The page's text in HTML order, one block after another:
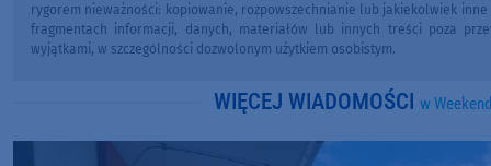
rygorem nieważności: kopiowanie, rozpowszechnianie lub jakiekolwiek
fragmentach informacji, danych, materiałów lub innych treści poza
wyjątkami, w szczególności dozwolonym użytkiem osobistym.
WIĘCEJ WIADOMOŚCI w